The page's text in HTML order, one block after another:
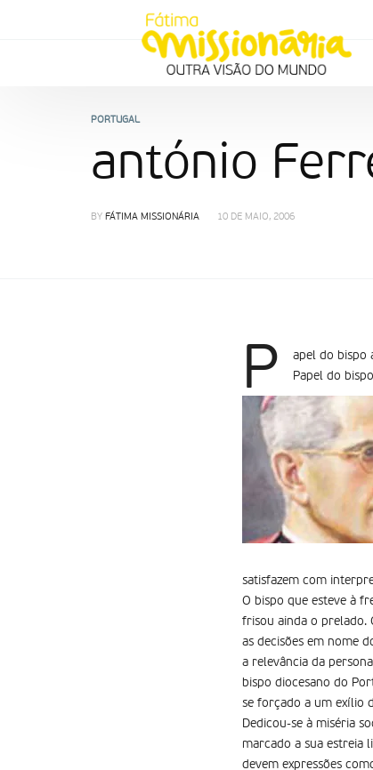
PORTUGAL
antónio
BY FÁTIMA MISSIONÁRIA 10 DE MAIO, 2006
P
apel do bispo
Papel do
satisfazem com
O bispo que esteve à
frisou ainda o prelado.
as decisões em nome
a relevância da
bispo diocesano do
se forçado a um exílio
Dedicou-se à miséria
marcado a sua estreia
devem expressões